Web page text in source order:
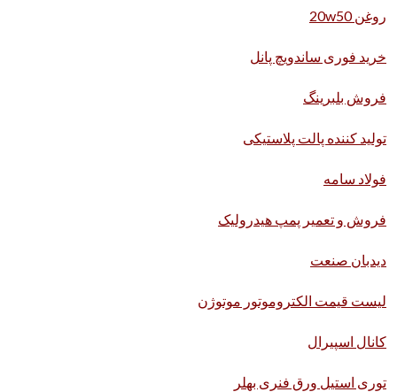
روغن 20w50
خرید فوری ساندویچ پانل
فروش بلبرینگ
تولید کننده پالت پلاستیکی
فولاد سامه
فروش و تعمیر پمپ هیدرولیک
دیدبان صنعت
لیست قیمت الکتروموتور موتوژن
کانال اسپیرال
توری استیل ورق فنری بهلر